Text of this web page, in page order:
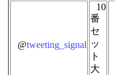
@tweeting_signal
10
番
セ
ッ
ト
大